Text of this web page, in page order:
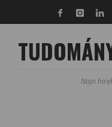
Napi